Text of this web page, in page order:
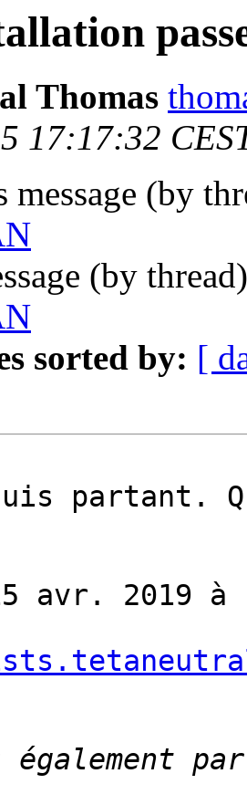
Thomas
17:17:32
message (by
(by
sorted by: [
partant.
avr. 2019 à
également